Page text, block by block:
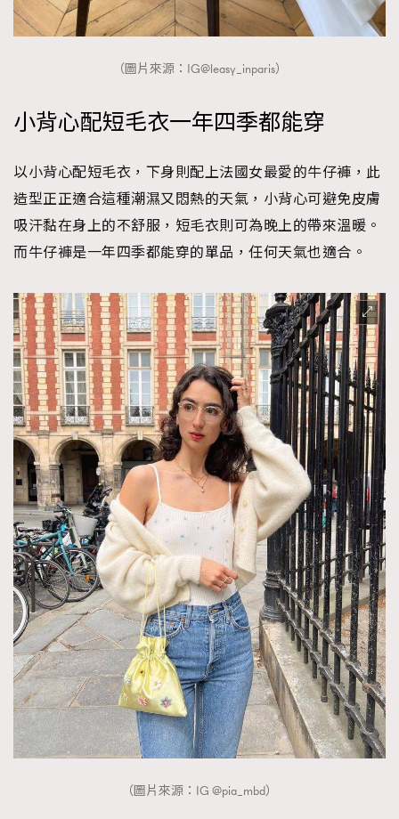
（圖片來源：IG@leasy_inparis）
小背心配短毛衣一年四季都能穿
以小背心配短毛衣，下身則配上法國女最愛的牛仔褲，此
造型正正適合這種潮濕又悶熱的天氣，小背心可避免皮膚
吸汗黏在身上的不舒服，短毛衣則可為晚上的帶來溫暖。
而牛仔褲是一年四季都能穿的單品，任何天氣也適合。
（圖片來源：IG @pia_mbd）